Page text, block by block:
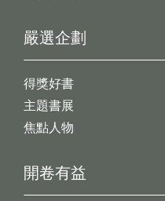
開卷有益
嚴選企劃
得獎好書
主題書展
焦點人物